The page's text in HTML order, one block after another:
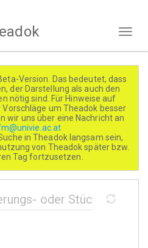
Version. Das bedeutet, dass
der Darstellung als auch den
nötig sind. Für Hinweise auf
um Theadok besser
wir uns über eine Nachricht an
in Theadok langsam sein,
von Theadok später bzw.
Tag fortzusetzen.